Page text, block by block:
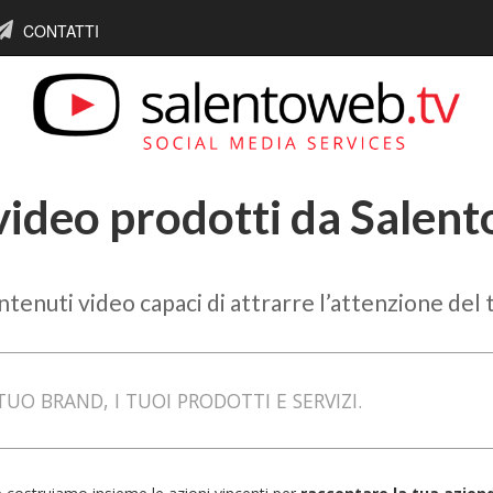
CONTATTI
prodotti da
video capaci di attrarre l’attenzione del
BRAND, I TUOI PRODOTTI E SERVIZI.